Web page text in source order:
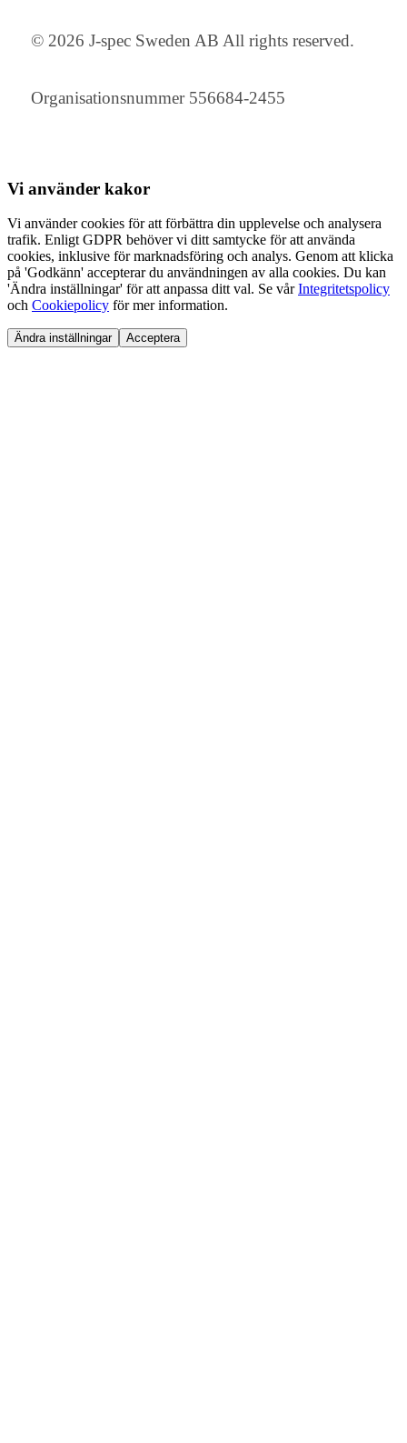
© 2026 J-spec Sweden AB All rights reserved.
Organisationsnummer 556684-2455
Vi använder kakor
Vi använder cookies för att förbättra din upplevelse och analysera
trafik. Enligt GDPR behöver vi ditt samtycke för att använda
cookies, inklusive för marknadsföring och analys. Genom att klicka
på 'Godkänn' accepterar du användningen av alla cookies. Du kan
'Ändra inställningar' för att anpassa ditt val. Se vårIntegritetspolicy
och Cookiepolicy för mer information.
Ändra inställningar Acceptera